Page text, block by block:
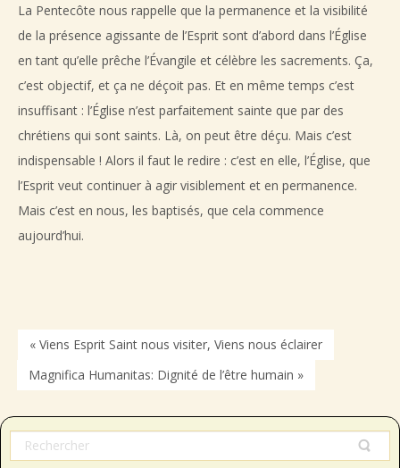
La Pentecôte nous rappelle que la permanence et la visibilité
de la présence agissante de l’Esprit sont d’abord dans l’Église
en tant qu’elle prêche l’Évangile et célèbre les sacrements. Ça,
c’est objectif, et ça ne déçoit pas. Et en même temps c’est
insuffisant : l’Église n’est parfaitement sainte que par des
chrétiens qui sont saints. Là, on peut être déçu. Mais c’est
indispensable ! Alors il faut le redire : c’est en elle, l’Église, que
l’Esprit veut continuer à agir visiblement et en permanence.
Mais c’est en nous, les baptisés, que cela commence
aujourd’hui.
« Viens Esprit Saint nous visiter, Viens nous éclairer
Magnifica Humanitas: Dignité de l’être humain »